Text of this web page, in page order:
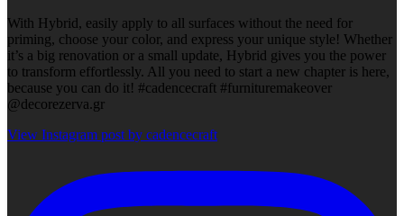
With Hybrid, easily apply to all surfaces without the need for
priming, choose your color, and express your unique style! Whether
it’s a big renovation or a small update, Hybrid gives you the power
to transform effortlessly. All you need to start a new chapter is here,
because you can do it! #cadencecraft #furnituremakeover
@decorezerva.gr
View Instagram post by cadencecraft